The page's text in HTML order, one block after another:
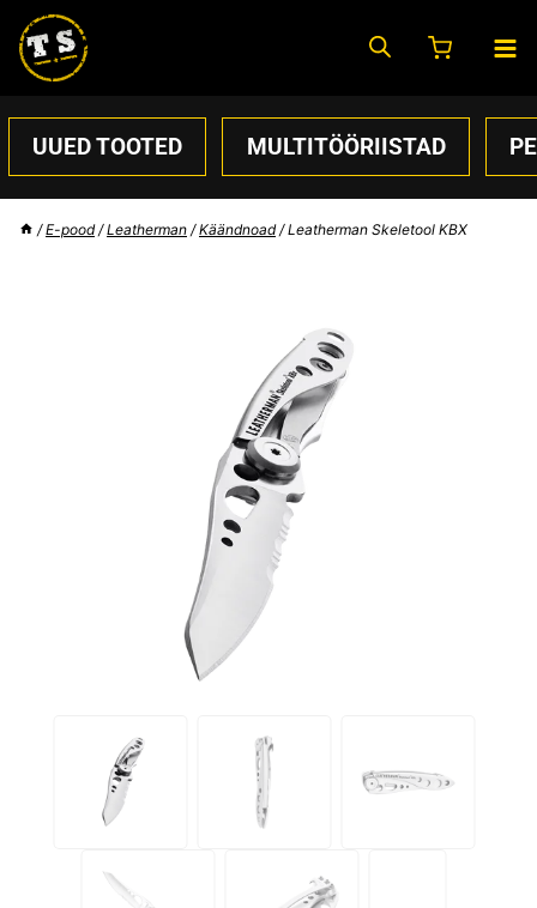
content
UUED TOOTED MULTITÖÖRIISTAD
/ E-pood / Leatherman / Käändnoad / Leatherman Skeletool KBX